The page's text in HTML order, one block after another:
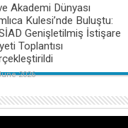
Akademi Dünyası
Kulesi’nde Buluştu:
Genişletilmiş İstişare
Toplantısı
2026